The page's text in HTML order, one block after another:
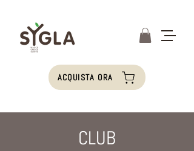
ACQUISTA ORA
CLUB